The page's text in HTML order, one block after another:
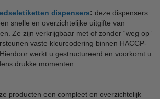
dispensers: deze dispensers
snelle en overzichtelijke uitgifte van
Ze zijn verkrijgbaar met of zonder “weg op”
vaste kleurcodering binnen HACCP-
werkt u gestructureerd en voorkomt u
drukke momenten.
producten een compleet en overzichtelijk